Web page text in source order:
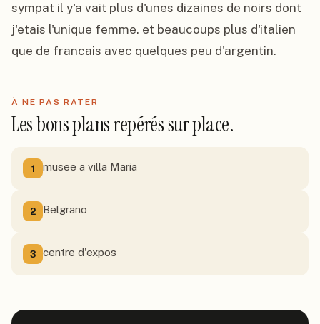
sympat il y'a vait plus d'unes dizaines de noirs dont
j'etais l'unique femme. et beaucoups plus d'italien
que de francais avec quelques peu d'argentin.
À NE PAS RATER
Les bons plans repérés sur place.
1 musee a villa Maria
2 Belgrano
3 centre d'expos